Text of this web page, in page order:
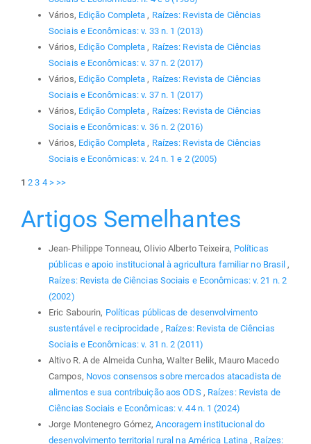
Vários, Edição Completa , Raízes: Revista de Ciências
Sociais e Econômicas: v. 33 n. 1 (2013)
Vários, Edição Completa , Raízes: Revista de Ciências
Sociais e Econômicas: v. 37 n. 2 (2017)
Vários, Edição Completa , Raízes: Revista de Ciências
Sociais e Econômicas: v. 37 n. 1 (2017)
Vários, Edição Completa , Raízes: Revista de Ciências
Sociais e Econômicas: v. 36 n. 2 (2016)
Vários, Edição Completa , Raízes: Revista de Ciências
Sociais e Econômicas: v. 24 n. 1 e 2 (2005)
1 2 3 4 > >>
Artigos Semelhantes
Jean-Philippe Tonneau, Olivio Alberto Teixeira, Políticas
públicas e apoio institucional à agricultura familiar no Brasil ,
Raízes: Revista de Ciências Sociais e Econômicas: v. 21 n. 2
(2002)
Eric Sabourin, Políticas públicas de desenvolvimento
sustentável e reciprocidade , Raízes: Revista de Ciências
Sociais e Econômicas: v. 31 n. 2 (2011)
Altivo R. A de Almeida Cunha, Walter Belik, Mauro Macedo
Campos, Novos consensos sobre mercados atacadista de
alimentos e sua contribuição aos ODS , Raízes: Revista de
Ciências Sociais e Econômicas: v. 44 n. 1 (2024)
Jorge Montenegro Gómez,Ancoragem institucional do
desenvolvimento territorial rural na América Latina , Raízes: